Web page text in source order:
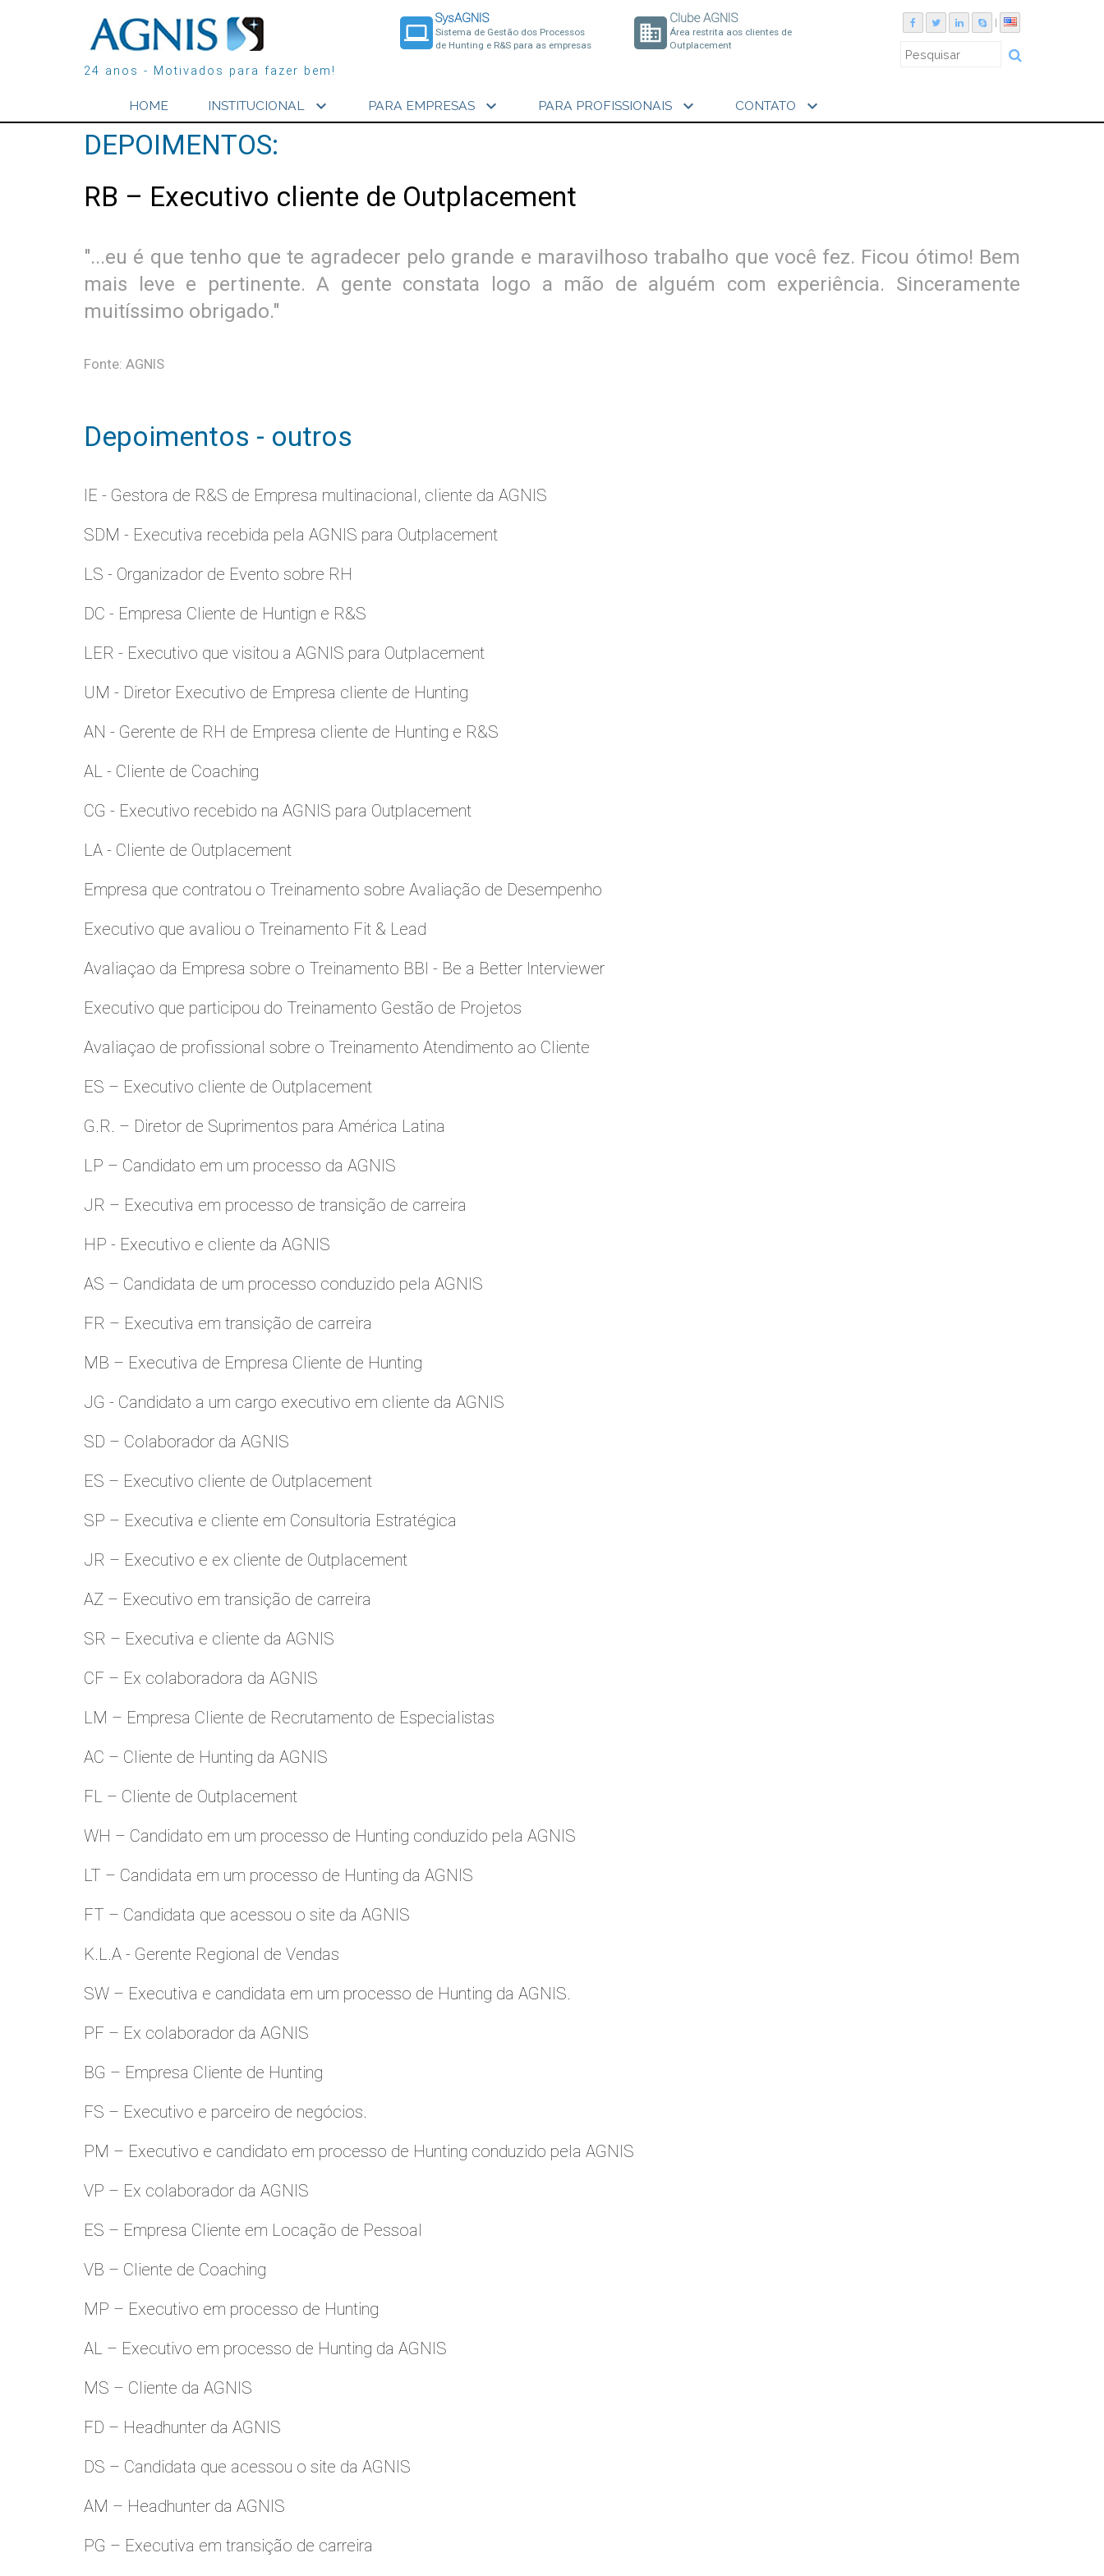
24 anos - Motivados para fazer bem!
laptop
SysAGNIS
Sistema de Gestão dos Processos
de Hunting e R&S para as empresas
business
Clube AGNIS
Área restrita aos clientes de
Outplacement
HOME INSTITUCIONAL expand_more PARA EMPRESAS expand_more PARA PROFISSIONAIS expand_more CONTATO expand_more
DEPOIMENTOS:
RB – Executivo cliente de Outplacement
"...eu é que tenho que te agradecer pelo grande e maravilhoso trabalho que você fez. Ficou ótimo! Bem
mais leve e pertinente. A gente constata logo a mão de alguém com experiência. Sinceramente
muitíssimo obrigado."
Fonte: AGNIS
Depoimentos - outros
IE - Gestora de R&S de Empresa multinacional, cliente da AGNIS
SDM - Executiva recebida pela AGNIS para Outplacement
LS - Organizador de Evento sobre RH
DC - Empresa Cliente de Huntign e R&S
LER - Executivo que visitou a AGNIS para Outplacement
UM - Diretor Executivo de Empresa cliente de Hunting
AN - Gerente de RH de Empresa cliente de Hunting e R&S
AL - Cliente de Coaching
CG - Executivo recebido na AGNIS para Outplacement
LA - Cliente de Outplacement
Empresa que contratou o Treinamento sobre Avaliação de Desempenho
Executivo que avaliou o Treinamento Fit & Lead
Avaliaçao da Empresa sobre o Treinamento BBI - Be a Better Interviewer
Executivo que participou do Treinamento Gestão de Projetos
Avaliaçao de profissional sobre o Treinamento Atendimento ao Cliente
ES – Executivo cliente de Outplacement
G.R. – Diretor de Suprimentos para América Latina
LP – Candidato em um processo da AGNIS
JR – Executiva em processo de transição de carreira
HP - Executivo e cliente da AGNIS
AS – Candidata de um processo conduzido pela AGNIS
FR – Executiva em transição de carreira
MB – Executiva de Empresa Cliente de Hunting
JG - Candidato a um cargo executivo em cliente da AGNIS
SD – Colaborador da AGNIS
ES – Executivo cliente de Outplacement
SP – Executiva e cliente em Consultoria Estratégica
JR – Executivo e ex cliente de Outplacement
AZ – Executivo em transição de carreira
SR – Executiva e cliente da AGNIS
CF – Ex colaboradora da AGNIS
LM – Empresa Cliente de Recrutamento de Especialistas
AC – Cliente de Hunting da AGNIS
FL – Cliente de Outplacement
WH – Candidato em um processo de Hunting conduzido pela AGNIS
LT – Candidata em um processo de Hunting da AGNIS
FT – Candidata que acessou o site da AGNIS
K.L.A - Gerente Regional de Vendas
SW – Executiva e candidata em um processo de Hunting da AGNIS.
PF – Ex colaborador da AGNIS
BG – Empresa Cliente de Hunting
FS – Executivo e parceiro de negócios.
PM – Executivo e candidato em processo de Hunting conduzido pela AGNIS
VP – Ex colaborador da AGNIS
ES – Empresa Cliente em Locação de Pessoal
VB – Cliente de Coaching
MP – Executivo em processo de Hunting
AL – Executivo em processo de Hunting da AGNIS
MS – Cliente da AGNIS
FD – Headhunter da AGNIS
DS – Candidata que acessou o site da AGNIS
AM – Headhunter da AGNIS
PG – Executiva em transição de carreira